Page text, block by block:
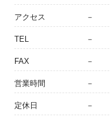
アクセス －
TEL －
FAX －
営業時間 －
定休日 －